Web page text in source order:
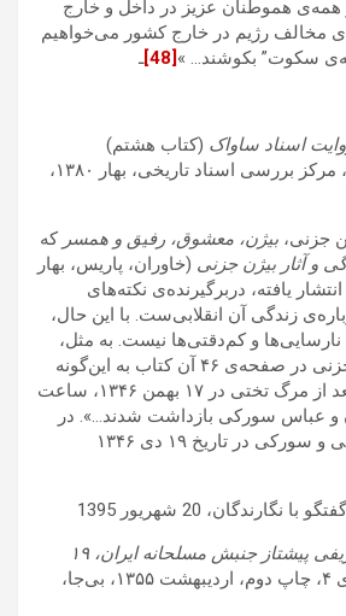
هموطنان عزیز در داخل و خارج
مخالف رژیم در خارج کشور می‌خواهیم
سکوت” بکوشند… » [48]
ـ
اسناد ساواک (کتاب هشتم)
، مرکز بررسی اسناد تاریخی، بهار ۱۳۸۰،
جزنی، بیژن، معشوق، رفیق و همسرکه
و آثار بیژن جزنی (خاوران، پاریس، بهار
صص ۱۵ تا ۸۴) انتشار یافته، دربرگیرنده‌ی نکته‌های
زندگی آن انقلابی‌ست. با این حال،
و کم‌دقتی‌ها نیست. به مثل،
تاریخ بازداشت بیژن جزنی در صفحه‌ی ۴۶ آن کتاب به این‌گونه
آمده است: «یک ماه بعد از مرگ تختی در ۱۷ بهمن ۱۳۴۶، ساعت
و عباس سورکی بازداشت شدند…». در
حالی که می‌دانیم جزنی و سورکی در تاریخ ۱۹ دی ۱۳۴۶
20 شهریور 1395
گروه جزنی – ظریفی پیشتاز جنبش مسلحانه ایران، ۱۹
، شماره‌ی ۴، چاپ دوم، اردیبهشت ۱۳۵۵، بی‌جا،